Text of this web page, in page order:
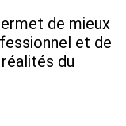
de mieux
et de
du